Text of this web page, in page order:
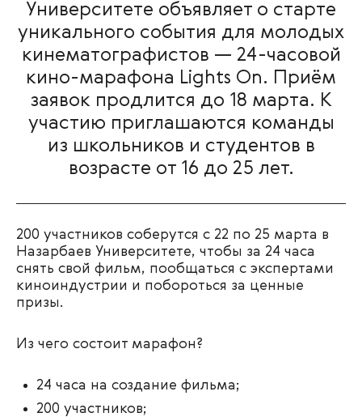
Университете объявляет о старте
уникального события для молодых
кинематографистов — 24-часовой
кино-марафона Lights On. Приём
заявок продлится до 18 марта. К
участию приглашаются команды
из школьников и студентов в
возрасте от 16 до 25 лет.
200 участников соберутся с 22 по 25 марта в
Назарбаев Университете, чтобы за 24 часа
снять свой фильм, пообщаться с экспертами
киноиндустрии и побороться за ценные
призы.
Из чего состоит марафон?
24 часа на создание фильма;
200 участников;